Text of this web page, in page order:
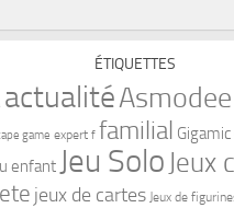
ÉTIQUETTES
actualitéAsmodee
game expert f familial Gigamic
enfant Jeu Solo Jeux
jeux de cartes Jeux de